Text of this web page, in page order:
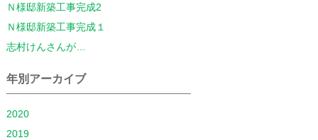
Ｎ様邸新築工事完成2
Ｎ様邸新築工事完成１
志村けんさんが…
年別アーカイブ
2020
2019